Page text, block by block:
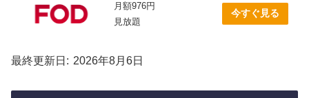
月額976円
見放題
今すぐ見る
最終更新日 2026年8月6日